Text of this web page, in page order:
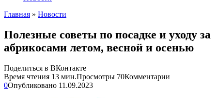
Главная » Новости
Полезные советы по посадке и уходу за
абрикосами летом, весной и осенью
Поделиться в ВКонтакте
Время чтения 13 мин.Просмотры 70Комментарии
0Опубликовано 11.09.2023